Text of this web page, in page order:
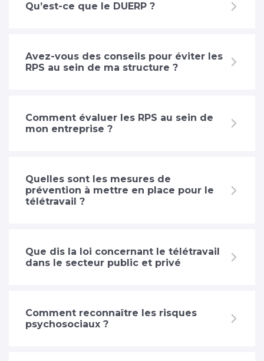
Qu’est-ce que le DUERP ?
Avez-vous des conseils pour éviter les
RPS au sein de ma structure ?
Comment évaluer les RPS au sein de
mon entreprise ?
Quelles sont les mesures de
prévention à mettre en place pour le
télétravail ?
Que dis la loi concernant le télétravail
dans le secteur public et privé
Comment reconnaître les risques
psychosociaux ?